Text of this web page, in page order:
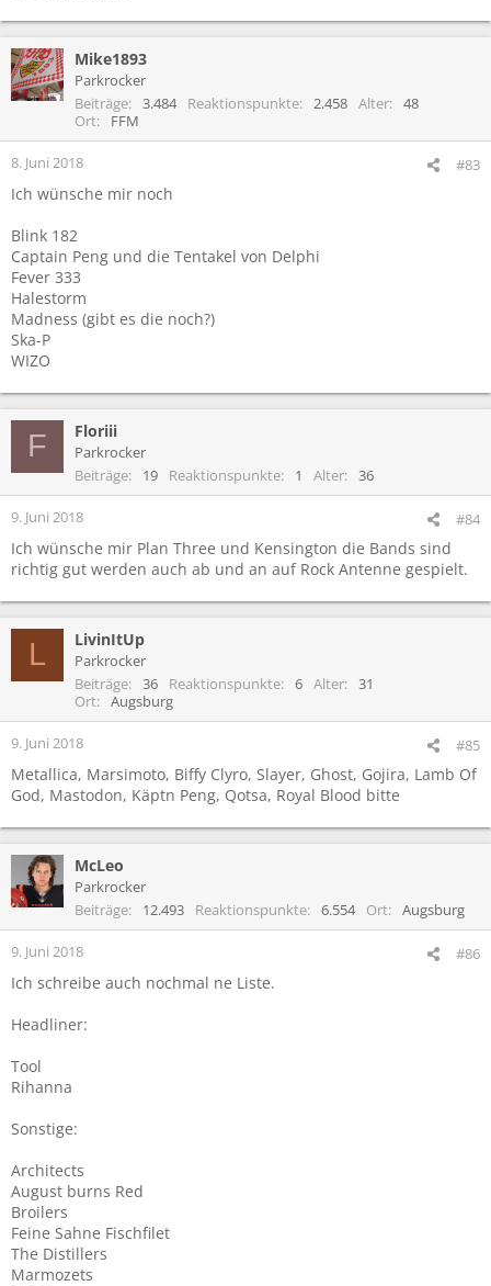
Mike1893
Parkrocker
Beiträge
3.484 Reaktionspunkte 2.458 Alter
48
Ort
FFM
8. Juni 2018 #83
Ich wünsche mir noch
Blink 182
Captain Peng und die Tentakel von Delphi
Fever 333
Halestorm
Madness (gibt es die noch?)
Ska-P
WIZO
F Floriii
Parkrocker
Beiträge
19 Reaktionspunkte 1 Alter 36
9. Juni 2018 #84
Ich wünsche mir Plan Three und Kensington die Bands sind
richtig gut werden auch ab und an auf Rock Antenne gespielt.
L LivinItUp
Parkrocker
Beiträge
36 Reaktionspunkte 6 Alter
31
Ort
Augsburg
9. Juni 2018 #85
Metallica, Marsimoto, Biffy Clyro, Slayer, Ghost, Gojira, Lamb Of
God, Mastodon, Käptn Peng, Qotsa, Royal Blood bitte
McLeo
Parkrocker
Beiträge
12.493 Reaktionspunkte 6.554 Ort Augsburg
9. Juni 2018 #86
Ich schreibe auch nochmal ne Liste.
Headliner:
Tool
Rihanna
Sonstige:
Architects
August burns Red
Broilers
Feine Sahne Fischfilet
The Distillers
Marmozets